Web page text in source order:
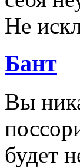
Не
Бант
Вы
будет